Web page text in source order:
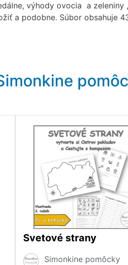
výhody ovocia a zeleniny
a podobne. Súbor obsahuje
Svetové strany
Simonkine pomôcky